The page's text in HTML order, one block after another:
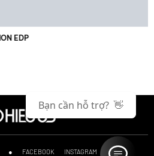
● FACEBOOK INSTAGRAM
Bạn cần hỗ trợ? 👋